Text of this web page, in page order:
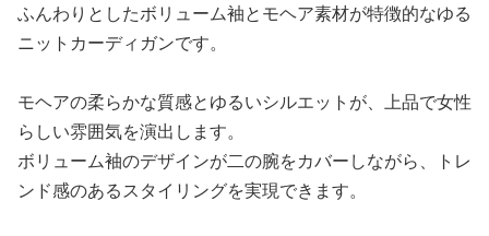
ふんわりとしたボリューム袖とモヘア素材が特徴的なゆる
ニットカーディガンです。
モヘアの柔らかな質感とゆるいシルエットが、上品で女性
らしい雰囲気を演出します。
ボリューム袖のデザインが二の腕をカバーしながら、トレ
ンド感のあるスタイリングを実現できます。